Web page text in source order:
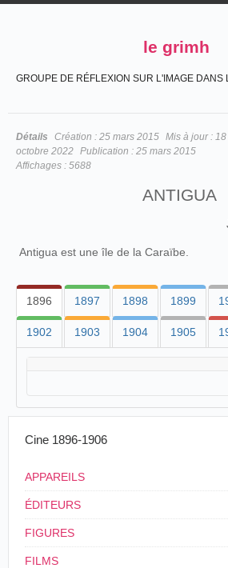
le grimh
GROUPE DE RÉFLEXION SUR L'IMAGE DANS
Détails Création : 25 mars 2015 Mis à jour : 18
octobre 2022 Publication : 25 mars 2015
Affichages : 5688
ANTIGUA
Antigua est une île de la Caraïbe.
1896 1897 1898 1899
1902 1903 1904 1905
Cine 1896-1906
APPAREILS
ÉDITEURS
FIGURES
FILMS